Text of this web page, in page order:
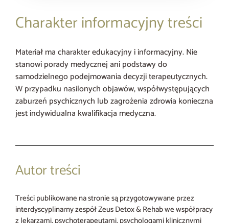
Charakter informacyjny treści
Materiał ma charakter edukacyjny i informacyjny. Nie
stanowi porady medycznej ani podstawy do
samodzielnego podejmowania decyzji terapeutycznych.
W przypadku nasilonych objawów, współwystępujących
zaburzeń psychicznych lub zagrożenia zdrowia konieczna
jest indywidualna kwalifikacja medyczna.
Autor treści
Treści publikowane na stronie są przygotowywane przez
interdyscyplinarny zespół Zeus Detox & Rehab we współpracy
z lekarzami, psychoterapeutami, psychologami klinicznymi